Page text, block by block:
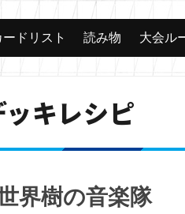
ードリスト 読み物 大会ル
キレシピ
界樹の音楽隊